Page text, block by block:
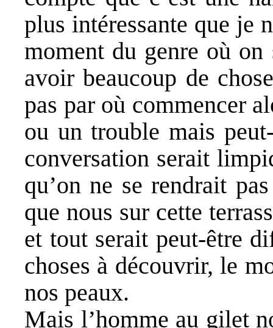
plus intéressante que je
moment du genre où on
avoir beaucoup de
pas par où commencer
ou un trouble mais
conversation serait
qu’on ne se rendrait
que nous sur cette
et tout serait peut-être
choses à découvrir, le
nos peaux.
Mais l’homme au gilet